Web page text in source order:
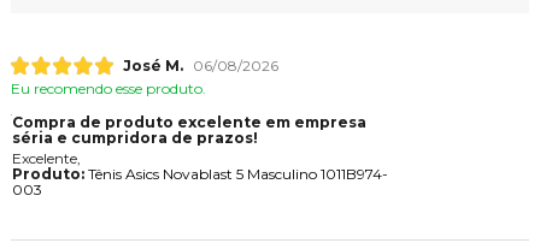
José M.
06/08/2026
Eu recomendo esse produto.
Compra de produto excelente em empresa
séria e cumpridora de prazos!
Excelente,
Produto:Tênis Asics Novablast 5 Masculino 1011B974-
003